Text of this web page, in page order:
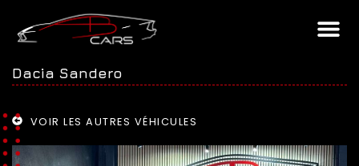
Dacia Sandero
VOIR LES AUTRES VÉHICULES